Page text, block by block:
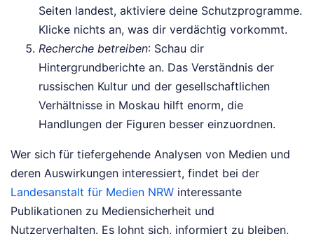
Seiten landest, aktiviere deine Schutzprogramme.
Klicke nichts an, was dir verdächtig vorkommt.
Recherche betreiben: Schau dir
Hintergrundberichte an. Das Verständnis der
russischen Kultur und der gesellschaftlichen
Verhältnisse in Moskau hilft enorm, die
Handlungen der Figuren besser einzuordnen.
Wer sich für tiefergehende Analysen von Medien und
deren Auswirkungen interessiert, findet bei der
Landesanstalt für Medien NRW interessante
Publikationen zu Mediensicherheit und
Nutzerverhalten. Es lohnt sich, informiert zu bleiben,